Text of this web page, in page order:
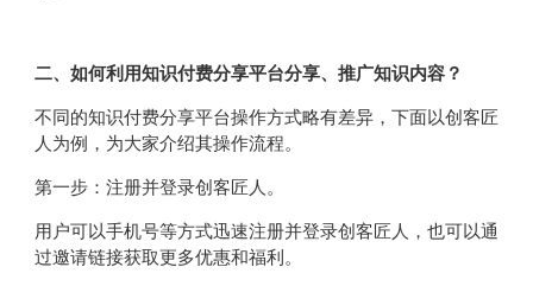
二、如何利用知识付费分享平台分享、推广知识内容？
不同的知识付费分享平台操作方式略有差异，下面以创客匠
人为例，为大家介绍其操作流程。
第一步：注册并登录创客匠人。
用户可以手机号等方式迅速注册并登录创客匠人，也可以通
过邀请链接获取更多优惠和福利。